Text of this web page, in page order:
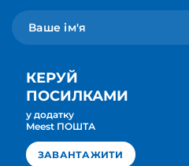
Мова для вашої розсилки
Українська
КЕРУЙ
ПОСИЛКАМИ
у додатку
Meest ПОШТА
ЗАВАНТАЖИТИ